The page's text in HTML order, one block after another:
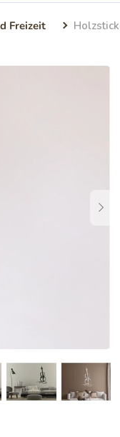
Freizeit